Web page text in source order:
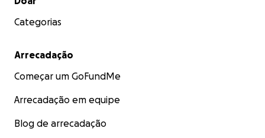
Categorias
Arrecadação
Começar um GoFundMe
Arrecadação em equipe
Blog de arrecadação